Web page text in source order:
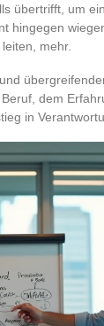
übertrifft, um
hingegen
mehr.
dem
in